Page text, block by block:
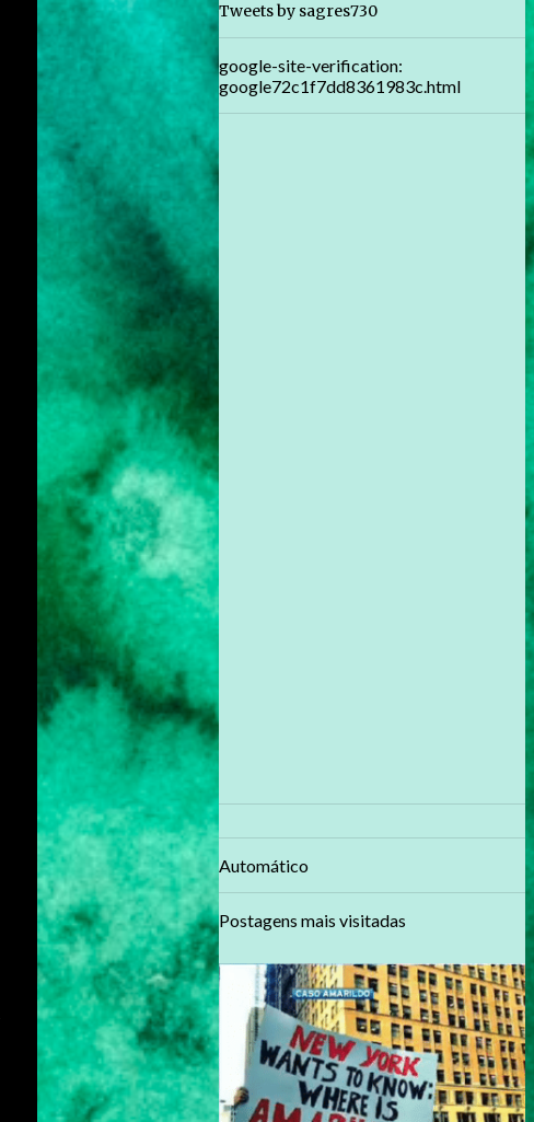
Tweets by sagres730
google-site-verification:
google72c1f7dd8361983c.html
Automático
Postagens mais visitadas